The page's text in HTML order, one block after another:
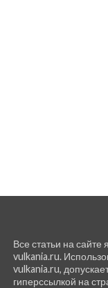
Все статьи на
vulkania.ru.
vulkania.ru,
гиперссылкой на